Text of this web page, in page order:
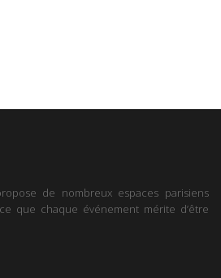
de nombreux espaces parisiens
que chaque événement mérite d’être